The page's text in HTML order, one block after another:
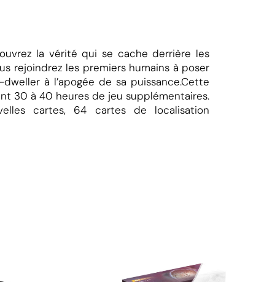
la vérité qui se cache derrière les
rejoindrez les premiers humains à poser
à l’apogée de sa puissance.Cette
30 à 40 heures de jeu supplémentaires.
cartes, 64 cartes de localisation